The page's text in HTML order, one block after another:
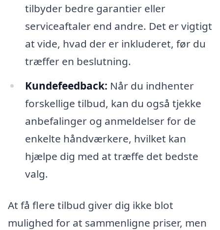
tilbyder bedre garantier eller
serviceaftaler end andre. Det er vigtigt
at vide, hvad der er inkluderet, før du
træffer en beslutning.
Kundefeedback: Når du indhenter
forskellige tilbud, kan du også tjekke
anbefalinger og anmeldelser for de
enkelte håndværkere, hvilket kan
hjælpe dig med at træffe det bedste
valg.
At få flere tilbud giver dig ikke blot
mulighed for at sammenligne priser, men